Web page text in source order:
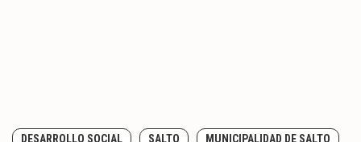
DESARROLLO SOCIAL SALTO
MUNICIPALIDAD DE SALTO